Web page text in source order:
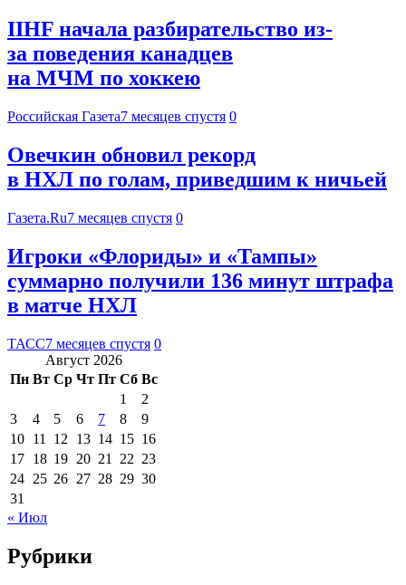
IIHF начала разбирательство из-
за поведения канадцев
на МЧМ по хоккею
Российская Газета7 месяцев спустя 0
Овечкин обновил рекорд
в НХЛ по голам, приведшим к ничьей
Газета.Ru7 месяцев спустя 0
Игроки «Флориды» и «Тампы»
суммарно получили 136 минут штрафа
в матче НХЛ
ТАСС7 месяцев спустя 0
Август 2026
Пн Вт Ср Чт Пт Сб Вс
1
2
3
4 5 6 7 8
9
10 11 12 13 14 15 16
17 18 19 20 21 22 23
24 25 26 27 28 29 30
31
« Июл
Рубрики